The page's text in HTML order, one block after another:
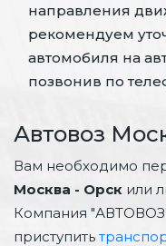
направления
рекомендуем
автомобиля на
позвонив по
Автовоз
Вам необходимо
Москва - Орск или
Компания "АВТОВОЗ
приступить